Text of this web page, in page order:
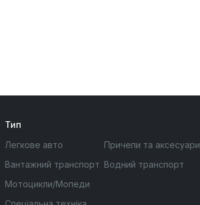
Тип
Легкове авто
Вантажний транспорт
Мотоцикли/Мопеди
Причепи та аксесуари
Водний транспорт